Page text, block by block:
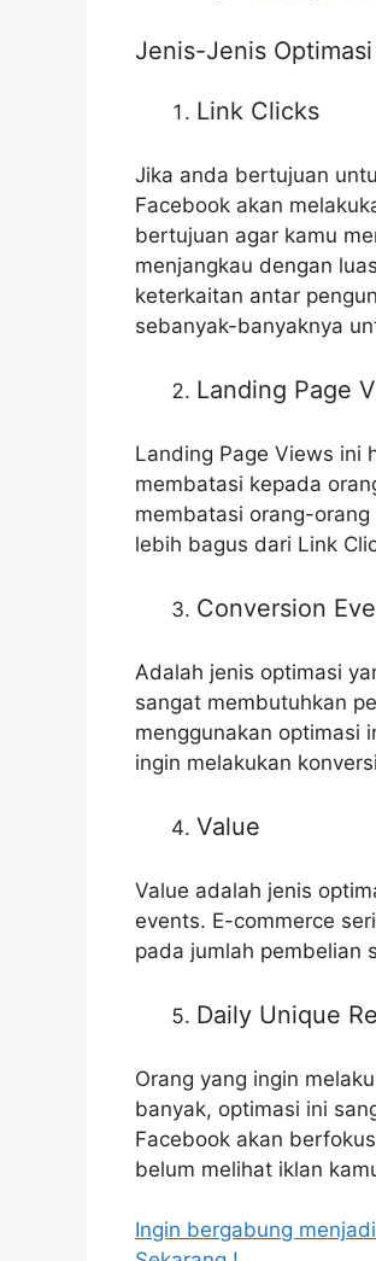
Jenis-Jenis
Link Clicks
Jika anda bertujuan
Facebook akan
bertujuan agar kamu
menjangkau dengan
keterkaitan antar
sebanyak-banyaknya
Landing Page
Landing Page Views ini
membatasi kepada
membatasi orang-
lebih bagus dari Link
Conversion
Adalah jenis optimasi
sangat membutuhkan
menggunakan optimasi
ingin melakukan
Value
Value adalah jenis
events. E-commerce
pada jumlah pembelian
Daily Unique
Orang yang ingin
banyak, optimasi ini
Facebook akan
belum melihat iklan
Ingin bergabung